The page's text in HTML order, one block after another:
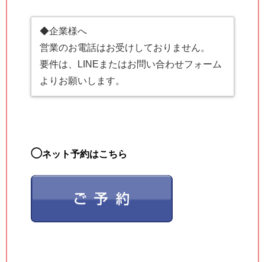
◆企業様へ
営業のお電話はお受けしておりません。
要件は、LINEまたはお問い合わせフォーム
よりお願いします。
◯ネット予約はこちら